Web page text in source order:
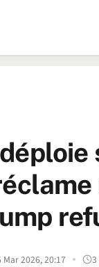
Mar 2026, 20:17 3